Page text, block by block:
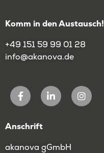
Komm in den Austausch!
+49 151 59 99 01 28
info@akanova.de
Anschrift
akanova gGmbH